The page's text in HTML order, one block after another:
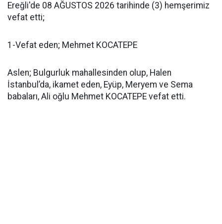
Ereğli'de 08 AĞUSTOS 2026 tarihinde (3) hemşerimiz
vefat etti;
1-Vefat eden; Mehmet KOCATEPE
Aslen; Bulgurluk mahallesinden olup, Halen
İstanbul’da, ikamet eden, Eyüp, Meryem ve Sema
babaları, Ali oğlu Mehmet KOCATEPE vefat etti.